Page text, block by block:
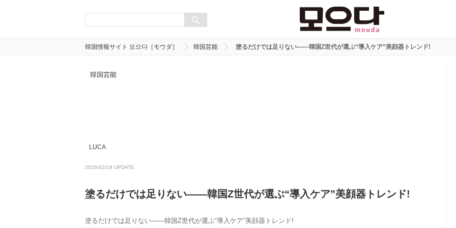
韓国情報サイト 모으다［モウダ］ 韓国芸能 塗るだけでは足りない――韓国Z世代が選ぶ“導入ケア”美顔器トレンド!
韓国芸能
LUCA
2026/02/19 UPDATE
塗るだけでは足りない――韓国Z世代が選ぶ“導入ケア”美顔器トレンド!
塗るだけでは足りない――韓国Z世代が選ぶ“導入ケア”美顔器トレンド!